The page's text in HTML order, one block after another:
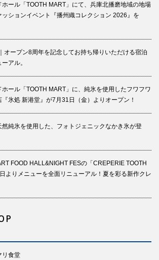
ール「TOOTH MART」にて、兵庫北播磨地域の地場
ッションイベント『播州織コレクション 2026』を
オープン8周年を記念してお持ち帰りいただける宿泊
アル。
ール「TOOTH MART」に、純氷を使用したフワフワ
氷処 新港堂』が7月31日（金）よりオープン！
然純氷を使用した、フォトジェニックなかき氷が登
FOOD HALL&NIGHT FESの「CREPERIE TOOTH
よりメニューを全面リニューアル！夏を彩る新作クレ
リ食堂